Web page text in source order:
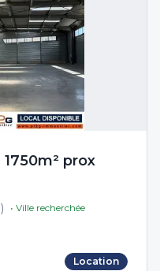
prox
) • Ville recherchée
Location